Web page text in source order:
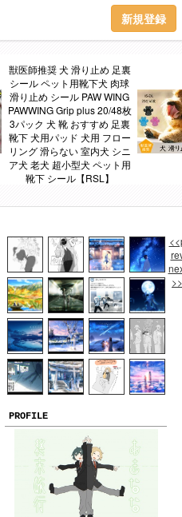
新規登録
獣医師推奨 犬 滑り止め 足裏
シール ペット用靴下犬 肉球
滑り止め シール PAW WING
PAWWING Grip plus 20/48枚
3パック 犬 靴 おすすめ 足裏
靴下 犬用パッド 犬用 フロー
リング 滑らない 室内犬 シニ
ア犬 老犬 超小型犬 ペット用
靴下 シール【RSL】
>>
PROFILE